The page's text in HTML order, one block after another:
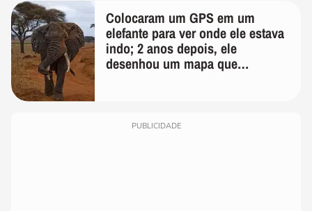
Colocaram um GPS em um
elefante para ver onde ele estava
indo; 2 anos depois, ele
desenhou um mapa que
PUBLICIDADE